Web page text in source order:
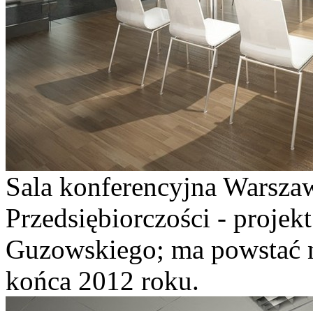
Sala konferencyjna
Przedsiębiorczości -
Guzowskiego; ma
końca 2012 roku.